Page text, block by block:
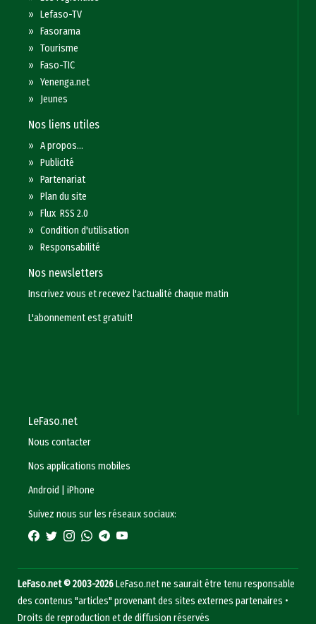
»Lefaso-TV
»Fasorama
»Tourisme
»Faso-TIC
»Yenenga.net
» Jeunes
Nos liens utiles
»A propos...
»Publicité
»Partenariat
»Plan du site
»Flux RSS 2.0
»Condition d'utilisation
»Responsabilité
Nos newsletters
Inscrivez vous et recevez l'actualité chaque matin
L'abonnement est gratuit!
LeFaso.net
Nous contacter
Nos applications mobiles
Android
|iPhone
Suivez nous sur les réseaux sociaux:
LeFaso.net © 2003-2026LeFaso.net ne saurait être tenu responsable
des contenus "articles" provenant des sites externes partenaires •
Droits de reproduction et de diffusion réservés